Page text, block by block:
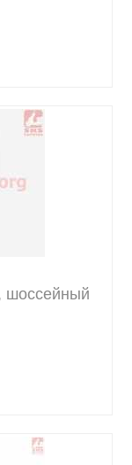
шоссейный